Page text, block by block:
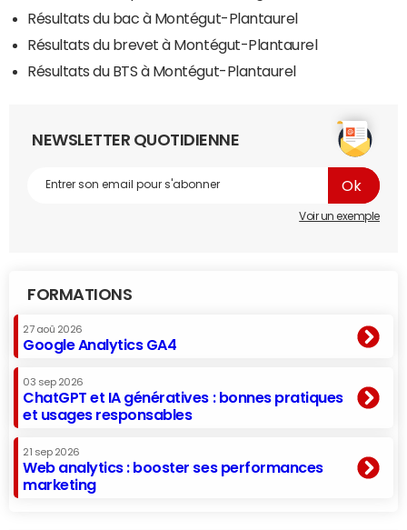
Résultats du bac à Montégut-Plantaurel
Résultats du brevet à Montégut-Plantaurel
Résultats du BTS à Montégut-Plantaurel
NEWSLETTER QUOTIDIENNE
Voir un exemple
FORMATIONS
27 aoû 2026
Google Analytics GA4
03 sep 2026
ChatGPT et IA génératives : bonnes pratiques
et usages responsables
21 sep 2026
Web analytics : booster ses performances
marketing